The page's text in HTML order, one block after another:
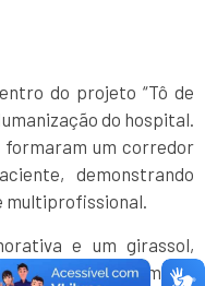
do projeto “Tô de
do hospital.
um corredor
demonstrando
multiprofissional.
e um girassol,
nova etapa em sua